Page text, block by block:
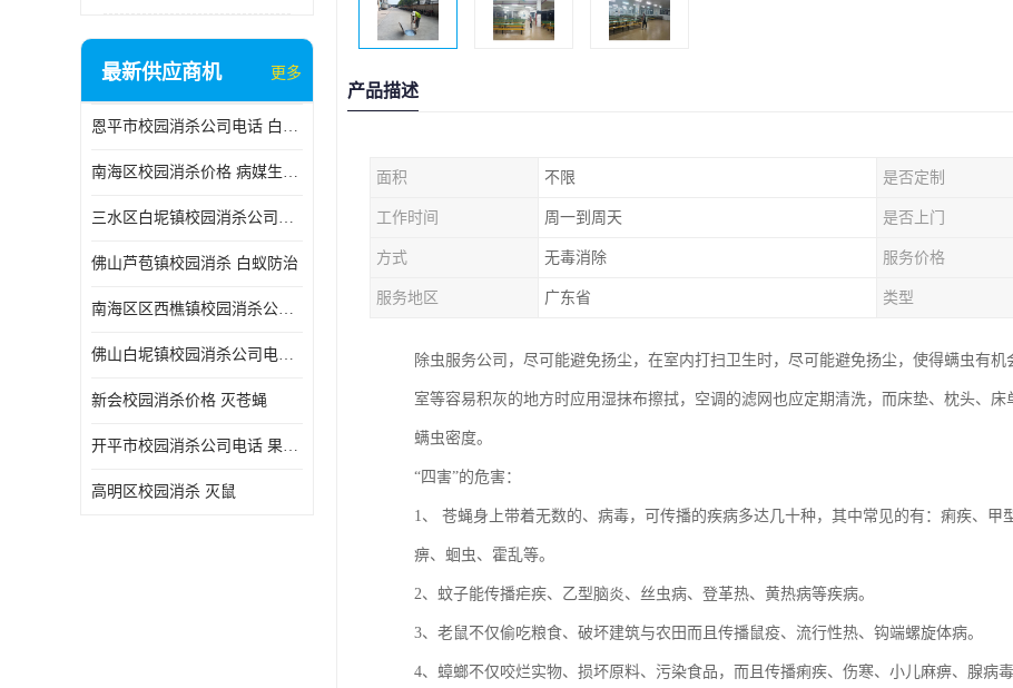
最新供应商机 更多
恩平市校园消杀公司电话 白蚁工程
南海区校园消杀价格 病媒生物防治
三水区白坭镇校园消杀公司电话 消杀记录表
佛山芦苞镇校园消杀 白蚁防治
南海区区西樵镇校园消杀公司 害虫防治
佛山白坭镇校园消杀公司电话 除四害
新会校园消杀价格 灭苍蝇
开平市校园消杀公司电话 果蝇防治
高明区校园消杀 灭鼠
产品描述
面积 不限 是否定制
工作时间 周一到周天 是否上门
方式 无毒消除 服务价格
服务地区 广东省 类型
除虫服务公司，尽可能避免扬尘，在室内打扫卫生时，尽可能避免扬尘，使得螨虫有
室等容易积灰的地方时应用湿抹布擦拭，空调的滤网也应定期清洗，而床垫、枕头、
螨虫密度。
“四害”的危害：
1、 苍蝇身上带着无数的、病毒，可传播的疾病多达几十种，其中常见的有：痢疾、
痹、蛔虫、霍乱等。
2、蚊子能传播疟疾、乙型脑炎、丝虫病、登革热、黄热病等疾病。
3、老鼠不仅偷吃粮食、破坏建筑与农田而且传播鼠疫、流行性热、钩端螺旋体病。
4、蟑螂不仅咬烂实物、损坏原料、污染食品，而且传播痢疾、伤寒、小儿麻痹、腺病